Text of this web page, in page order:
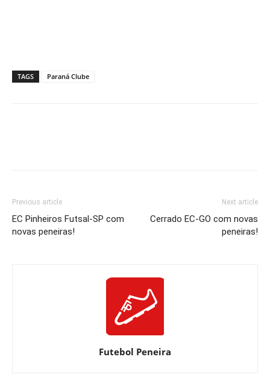
TAGS Paraná Clube
Previous article
EC Pinheiros Futsal-SP com
novas peneiras!
Next article
Cerrado EC-GO com novas
peneiras!
Futebol Peneira